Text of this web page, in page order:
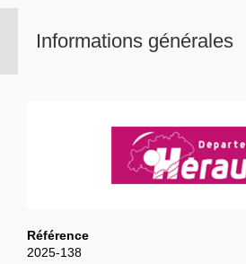
Informations générales
Référence
2025-138